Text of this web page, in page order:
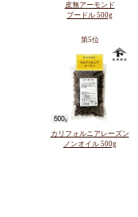
皮無アーモンド
プードル 500g
第5位
カリフォルニアレーズン
ノンオイル 500g